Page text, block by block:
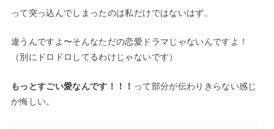
って突っ込んでしまったのは私だけではないはず。
違うんですよ〜そんなただの恋愛ドラマじゃないんですよ！
（別にドロドロしてるわけじゃないです）
もっとすごい愛なんです！！！ って部分が伝わりきらない感じ
か悔しい。